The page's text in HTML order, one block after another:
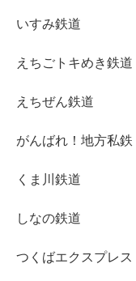
いすみ鉄道
えちごトキめき鉄道
えちぜん鉄道
がんばれ！地方私鉄
くま川鉄道
しなの鉄道
つくばエクスプレス